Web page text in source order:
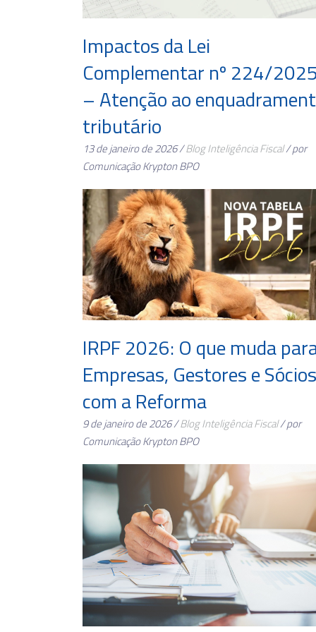
Impactos da Lei
Complementar nº 224/
– Atenção ao
tributário
13 de janeiro de 2026 /BlogInteligência Fiscal/ por
Comunicação Krypton BPO
IRPF 2026: O que muda
Empresas, Gestores e Sócios
com a Reforma
9 de janeiro de 2026 /BlogInteligência Fiscal/ por
Comunicação Krypton BPO